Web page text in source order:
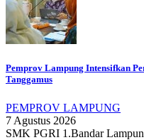
Pemprov Lampung Intensifkan
Tanggamus
PEMPROV LAMPUNG
7 Agustus 2026
SMK PGRI 1.Bandar